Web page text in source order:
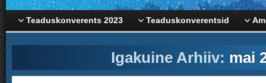
Teaduskonverents 2023 Teaduskonverentsid
Igakuine Arhiiv: mai